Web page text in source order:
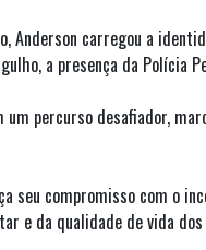
Anderson carregou a
a presença da Polícia
um percurso desafiador,
seu compromisso com o
e da qualidade de vida